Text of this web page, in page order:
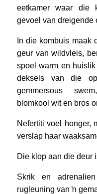
eetkamer waar die
gevoel van dreigende
In die kombuis maak
geur van wildvleis,
spoel warm en
deksels van die
gemmersous
blomkool wit en bros
Nefertiti voel honger,
verslap haar
Die klop aan die deur
Skrik en
rugleuning van ŉ